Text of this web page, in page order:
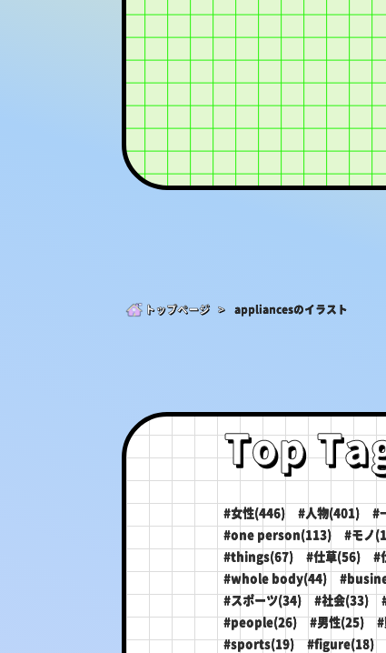
トップページ > appliancesのイラスト
Top
#女性(446) #人物(401) #
#one person(113)
#モノ
#things(67)
#仕草(56) #
#whole body(44)
#スポーツ(34)
#社会(33)
#people(26)
#男性(25) #
#sports(19)
#figure(18)